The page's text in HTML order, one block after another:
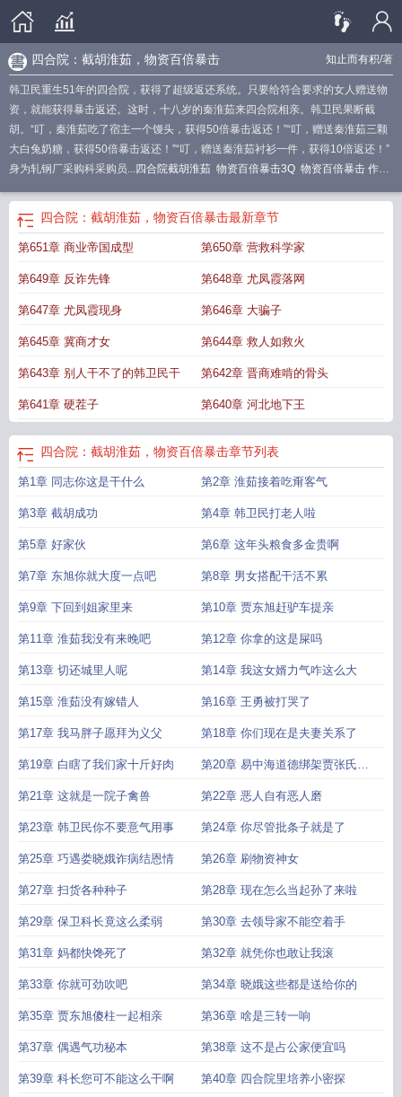
知止而有积/著
四合院：截胡淮茹，物资百倍暴击
韩卫民重生51年的四合院，获得了超级返还系统。只要给符合要求的女人赠送物
资，就能获得暴击返还。这时，十八岁的秦淮茹来四合院相亲。韩卫民果断截
胡。“叮，秦淮茹吃了宿主一个馒头，获得50倍暴击返还！”“叮，赠送秦淮茹三颗
大白兔奶糖，获得50倍暴击返还！”“叮，赠送秦淮茹衬衫一件，获得10倍返还！”
身为轧钢厂采购科采购员...四合院截胡淮茹 物资百倍暴击3Q 物资百倍暴击 作
四合院：截胡淮茹，物资百倍暴击最新章节
第651章 商业帝国成型 第650章 营救科学家
第649章 反诈先锋 第648章 尤凤霞落网
第647章 尤凤霞现身 第646章 大骗子
第645章 冀商才女 第644章 救人如救火
第643章 别人干不了的韩卫民干 第642章 晋商难啃的骨头
第641章 硬茬子 第640章 河北地下王
四合院：截胡淮茹，物资百倍暴击章节列表
第1章 同志你这是干什么 第2章 淮茹接着吃甭客气
第3章 截胡成功 第4章 韩卫民打老人啦
第5章 好家伙 第6章 这年头粮食多金贵啊
第7章 东旭你就大度一点吧 第8章 男女搭配干活不累
第9章 下回到姐家里来 第10章 贾东旭赶驴车提亲
第11章 淮茹我没有来晚吧 第12章 你拿的这是屎吗
第13章 切还城里人呢 第14章 我这女婿力气咋这么大
第15章 淮茹没有嫁错人 第16章 王勇被打哭了
第17章 我马胖子愿拜为义父 第18章 你们现在是夫妻关系了
第19章 白瞎了我们家十斤好肉 第20章 易中海道德绑架贾张氏召
唤阴兵
第21章 这就是一院子禽兽 第22章 恶人自有恶人磨
第23章 韩卫民你不要意气用事 第24章 你尽管批条子就是了
第25章 巧遇娄晓娥诈病结恩情 第26章 刷物资神女
第27章 扫货各种种子 第28章 现在怎么当起孙了来啦
第29章 保卫科长竟这么柔弱 第30章 去领导家不能空着手
第31章 妈都快馋死了 第32章 就凭你也敢让我滚
第33章 你就可劲吹吧 第34章 晓娥这些都是送给你的
第35章 贾东旭傻柱一起相亲 第36章 啥是三转一响
第37章 偶遇气功秘本 第38章 这不是占公家便宜吗
第39章 科长您可不能这么干啊 第40章 四合院里培养小密探